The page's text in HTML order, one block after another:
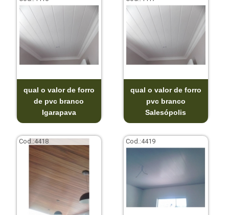
qual o valor de forro
de pvc branco
Igarapava
qual o valor de forro
pvc branco
Salesópolis
Cod.:4418 Cod.:4419